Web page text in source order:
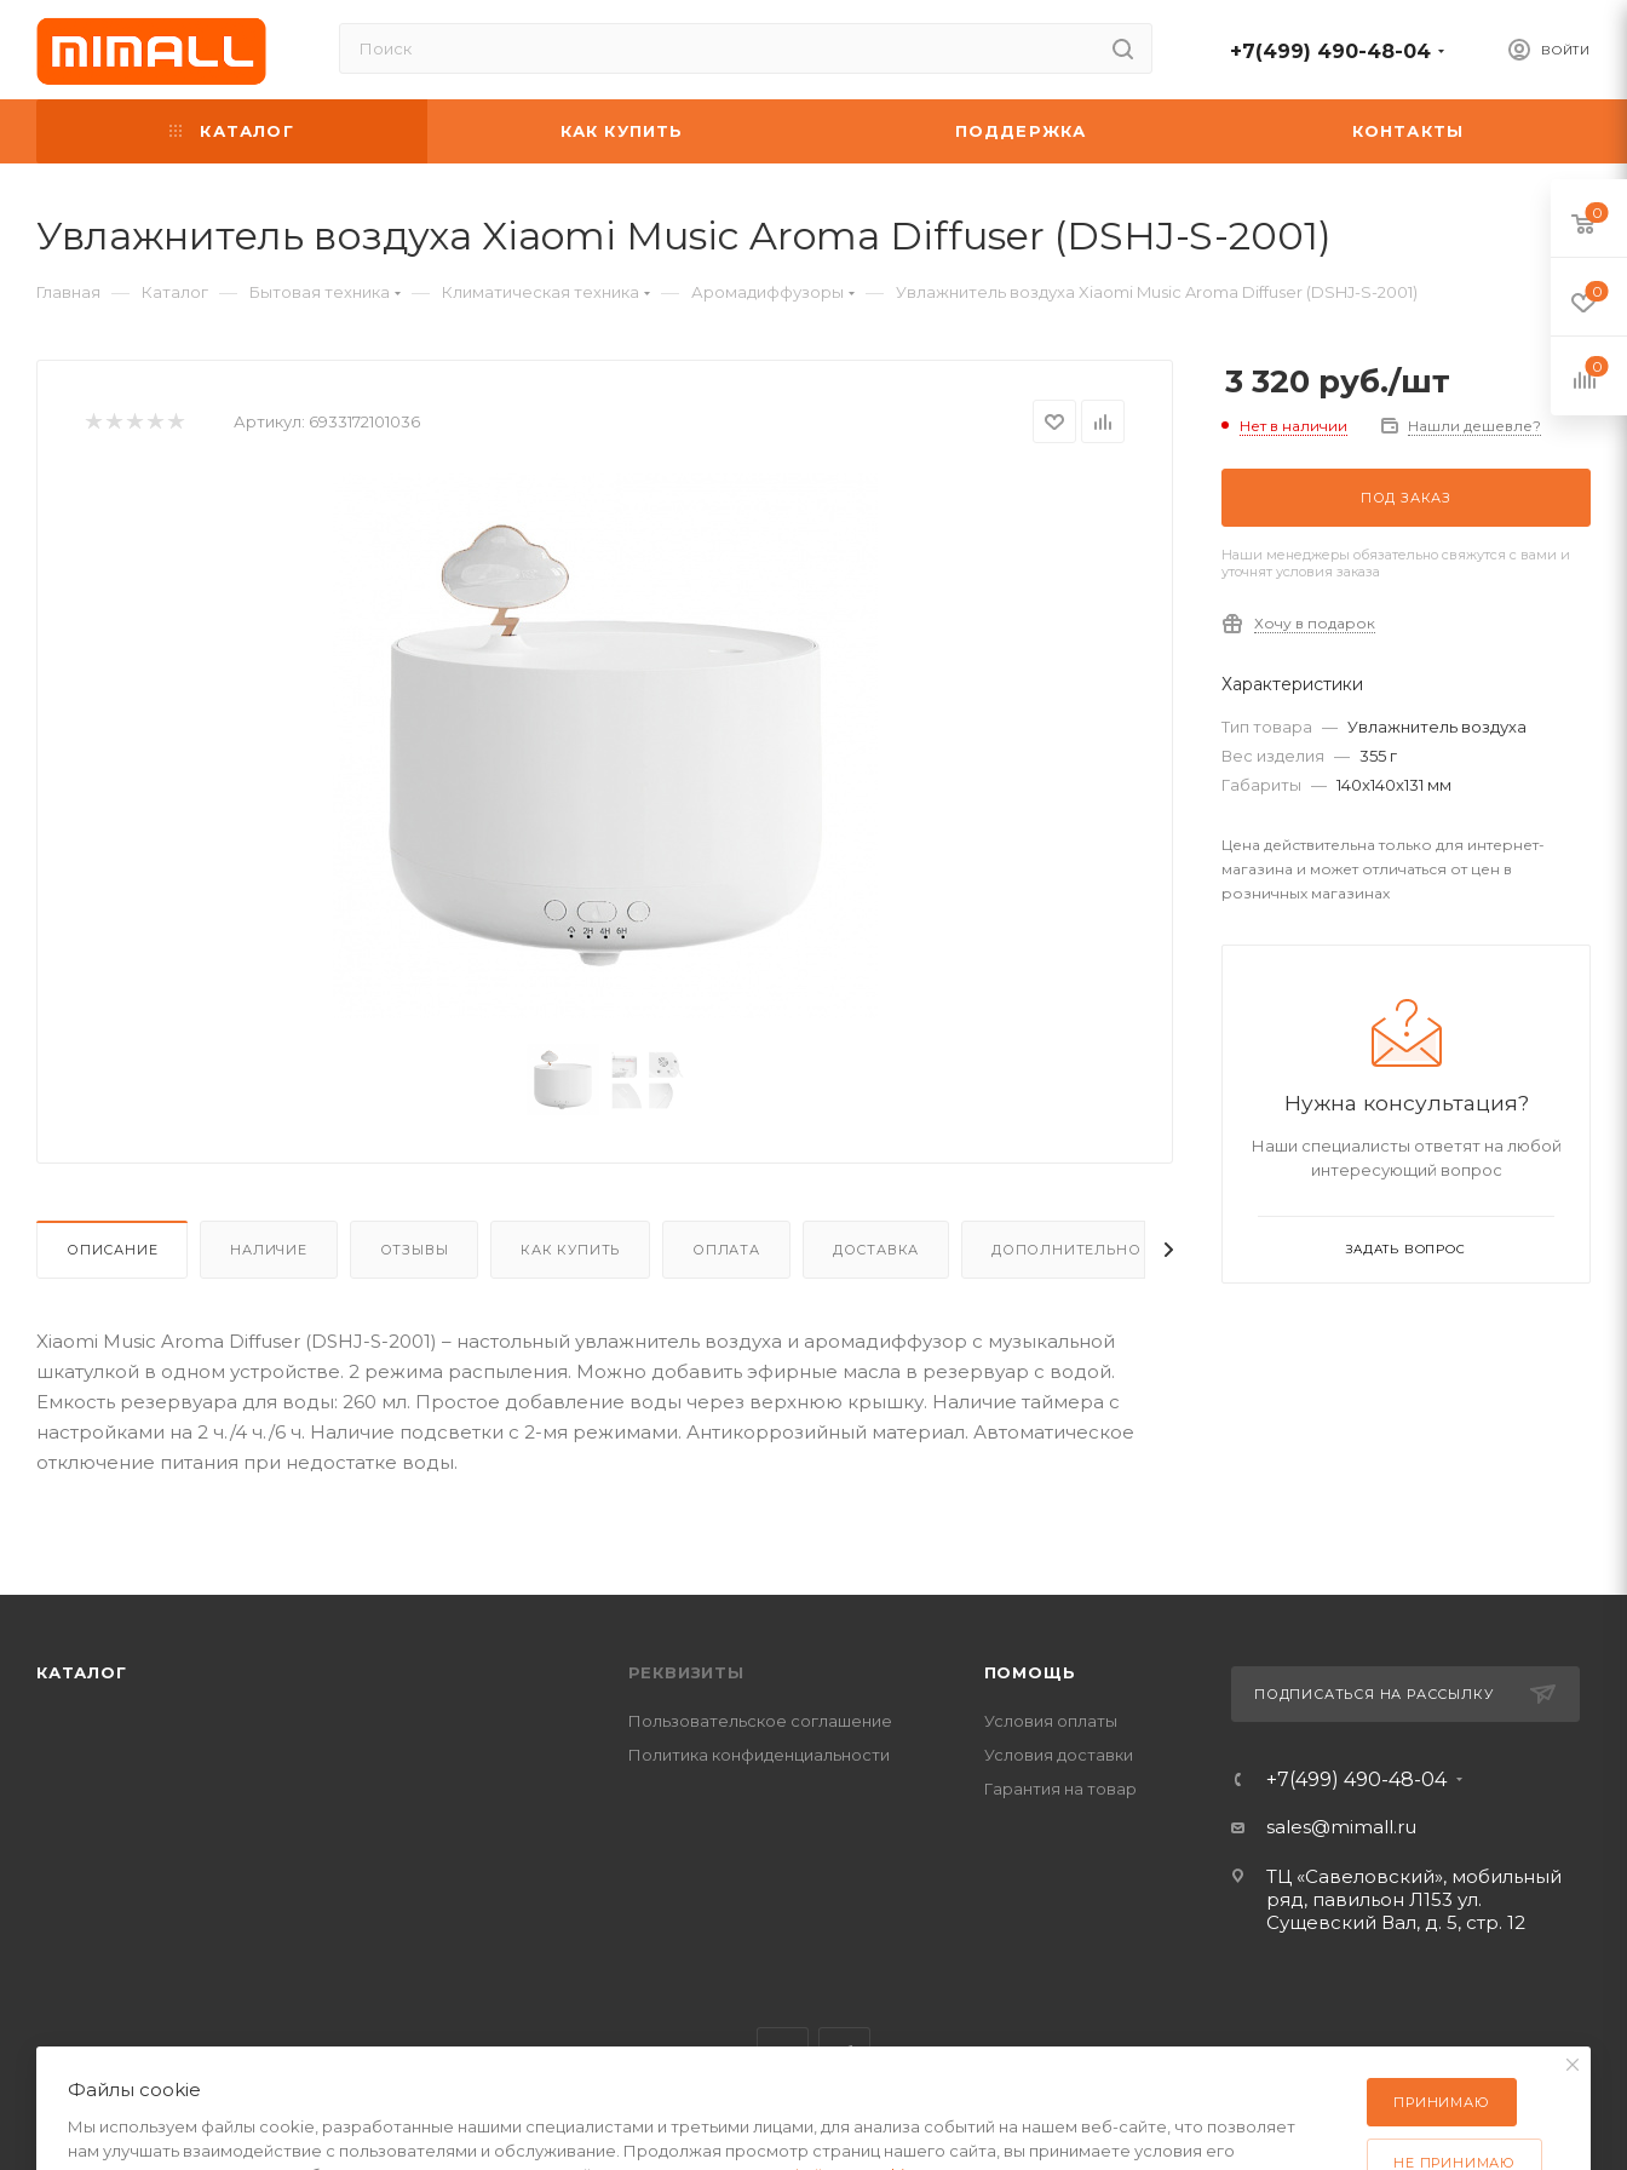
ВОЙТИ
+7(499) 490-48-04
КАТАЛОГ КАК КУПИТЬ ПОДДЕРЖКА КОНТАКТЫ
Увлажнитель воздуха Xiaomi Music Aroma Diffuser (DSHJ-S-2001)
Главная — Каталог — Бытовая техника — Климатическая техника — Аромадиффузоры — Увлажнитель воздуха Xiaomi Music Aroma Diffuser (DSHJ-S-2001)
Артикул: 6933172101036
ОПИСАНИЕ НАЛИЧИЕ ОТЗЫВЫ КАК КУПИТЬ ОПЛАТА ДОСТАВКА ДОПОЛНИТЕЛЬНО
Xiaomi Music Aroma Diffuser (DSHJ-S-2001) – настольный увлажнитель воздуха и аромадиффузор с музыкальной
шкатулкой в одном устройстве. 2 режима распыления. Можно добавить эфирные масла в резервуар с водой.
Емкость резервуара для воды: 260 мл. Простое добавление воды через верхнюю крышку. Наличие таймера с
настройками на 2 ч./4 ч./6 ч. Наличие подсветки с 2-мя режимами. Антикоррозийный материал. Автоматическое
отключение питания при недостатке воды.
3 320 руб./шт
Нет в наличии Нашли дешевле?
ПОД ЗАКАЗ
Наши менеджеры обязательно свяжутся с вами и
уточнят условия заказа
Хочу в подарок
Характеристики
Тип товара — Увлажнитель воздуха
Вес изделия — 355 г
Габариты — 140x140x131 мм
Цена действительна только для интернет-
магазина и может отличаться от цен в
розничных магазинах
Нужна консультация?
Наши специалисты ответят на любой
интересующий вопрос
ЗАДАТЬ ВОПРОС
КАТАЛОГ РЕКВИЗИТЫ
Пользовательское соглашение
Политика конфиденциальности
ПОМОЩЬ
Условия оплаты
Условия доставки
Гарантия на товар
ПОДПИСАТЬСЯ НА РАССЫЛКУ
+7(499) 490-48-04
sales@mimall.ru
ТЦ «Савеловский», мобильный
ряд, павильон Л153 ул.
Сущевский Вал, д. 5, стр. 12
2026 © Интернет-магазин MiMall® • Не является публичной офертой • 2026 г.
0
0
0
Файлы cookie
Мы используем файлы cookie, разработанные нашими специалистами и третьими лицами, для анализа событий на нашем веб-сайте, что позволяет
нам улучшать взаимодействие с пользователями и обслуживание. Продолжая просмотр страниц нашего сайта, вы принимаете условия его
ПРИНИМАЮ
НЕ ПРИНИМАЮ